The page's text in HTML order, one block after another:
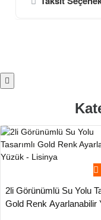
2li Görünümlü Su Yolu
Gold Renk Ayarlanabilir